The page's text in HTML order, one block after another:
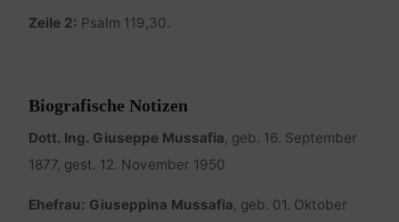
Zeile 2: Psalm 119,30.
Biografische Notizen
Dott. Ing. Giuseppe Mussafia, geb. 16. September
1877, gest. 12. November 1950
Ehefrau: Giuseppina Mussafia, geb. 01. Oktober